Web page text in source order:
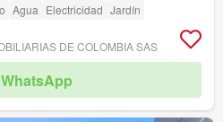
Agua Electricidad Jardín
DE COLOMBIA SAS
WhatsApp